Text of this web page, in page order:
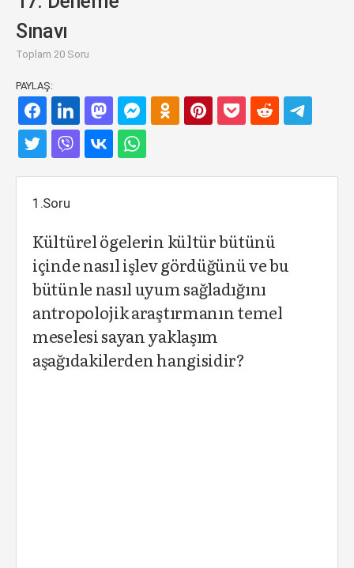
Sınavı
Toplam 20 Soru
PAYLAŞ:
1.Soru
Kültürel ögelerin kültür bütünü
içinde nasıl işlev gördüğünü ve bu
bütünle nasıl uyum sağladığını
antropolojik araştırmanın temel
meselesi sayan yaklaşım
aşağıdakilerden hangisidir?